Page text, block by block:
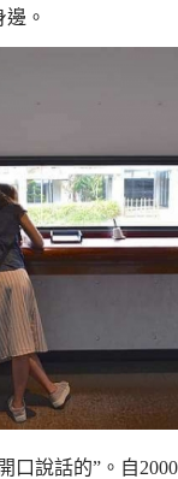
。
口說話的”。自